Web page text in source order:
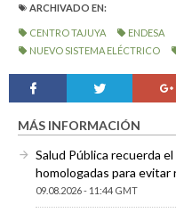
ARCHIVADO EN:
CENTRO TAJUYA ENDESA
NUEVO SISTEMA ELÉCTRICO
MÁS INFORMACIÓN
Salud Pública recuerda
homologadas para evitar
09.08.2026 - 11:44 GMT